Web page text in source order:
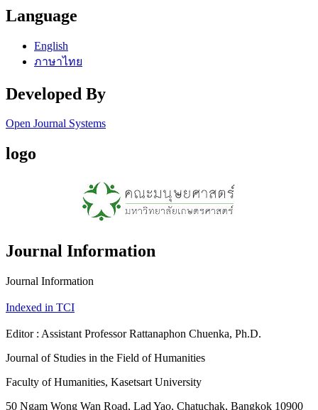
Language
English
ภาษาไทย
Developed By
Open Journal Systems
logo
Journal Information
Journal Information
Indexed in TCI
Editor : Assistant Professor Rattanaphon Chuenka, Ph.D.
Journal of Studies in the Field of Humanities
Faculty of Humanities, Kasetsart University
50 Ngam Wong Wan Road, Lad Yao, Chatuchak, Bangkok 10900